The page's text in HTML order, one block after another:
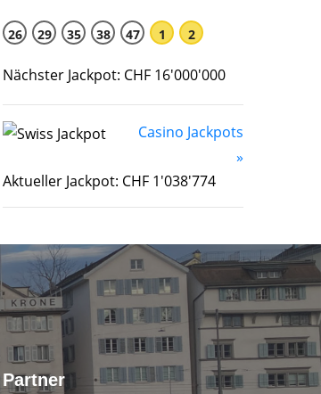
26 29 35 38 47 1 2
Nächster Jackpot: CHF 16'000'000
Casino Jackpots
»
Aktueller Jackpot: CHF 1'038'774
Partner